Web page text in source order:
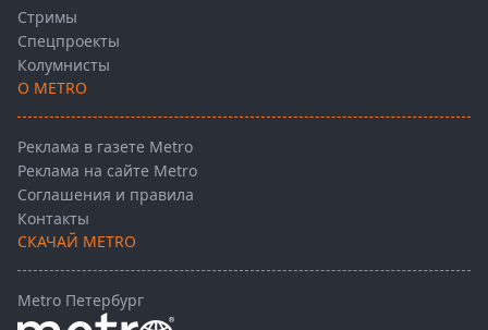
Стримы
Спецпроекты
Колумнисты
О METRO
Реклама в газете Metro
Реклама на сайте Metro
Соглашения и правила
Контакты
СКАЧАЙ METRO
Metro Петербург